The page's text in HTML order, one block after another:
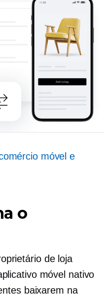
móvel e
o
de loja
móvel nativo
baixarem na